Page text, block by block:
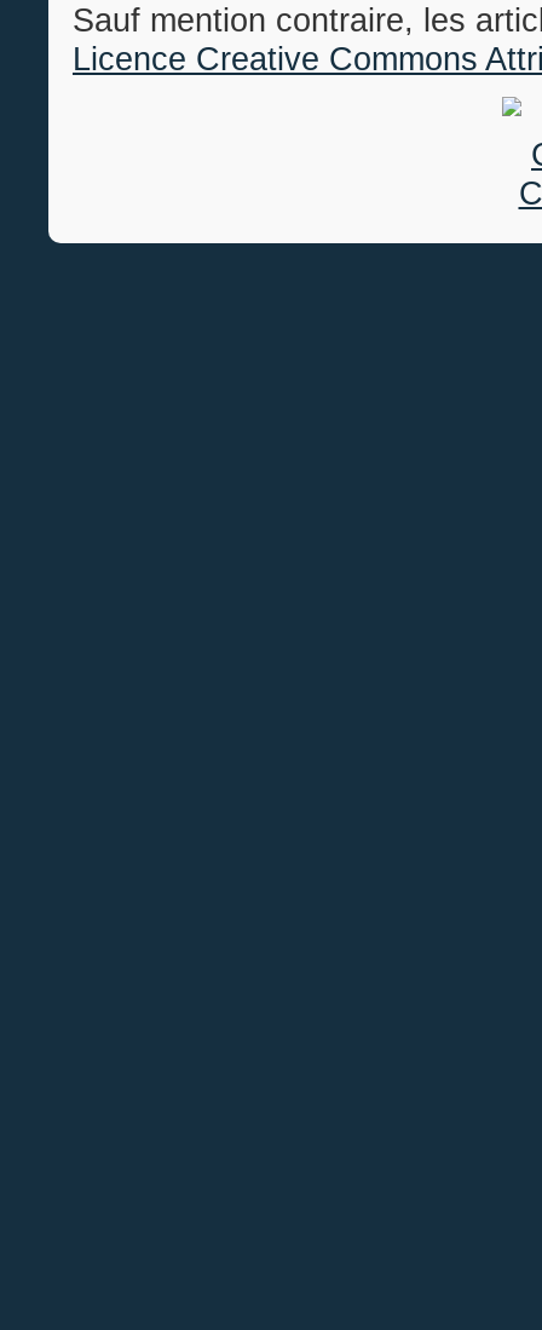
Sauf mention contraire, les
Licence Creative Commons